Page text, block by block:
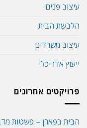
עיצוב פנים
הלבשת הבית
עיצוב משרדים
ייעוץ אדריכלי
פרויקטים אחרונים
הבית בפארן – פשטות